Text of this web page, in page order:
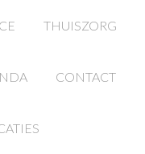
THUISZORG
CONTACT